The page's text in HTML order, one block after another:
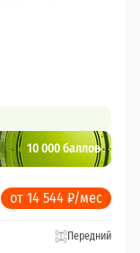
10 000 баллов
от 14 544 ₽/мес
Передний